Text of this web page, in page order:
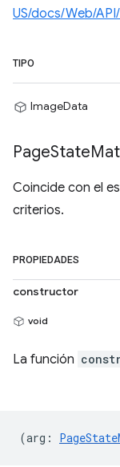
US/docs/Web/
TIPO
ImageData
PageState
Coincide con el
criterios.
PROPIEDADES
constructor
void
La función
(arg :